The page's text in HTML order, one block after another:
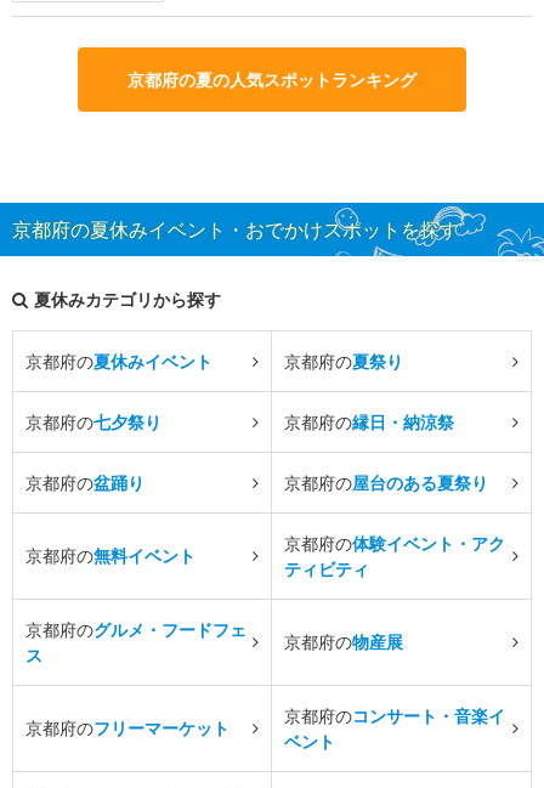
京都府の夏の人気スポットランキング
京都府の夏休みイベント・おでかけスポットを探す
夏休みカテゴリから探す
京都府の夏休みイベント 京都府の夏祭り
京都府の七夕祭り 京都府の縁日・納涼祭
京都府の盆踊り 京都府の屋台のある夏祭り
京都府の無料イベント
京都府の体験イベント・アク
ティビティ
京都府のグルメ・フードフェ
ス
京都府の物産展
京都府のフリーマーケット
京都府のコンサート・音楽イ
ベント